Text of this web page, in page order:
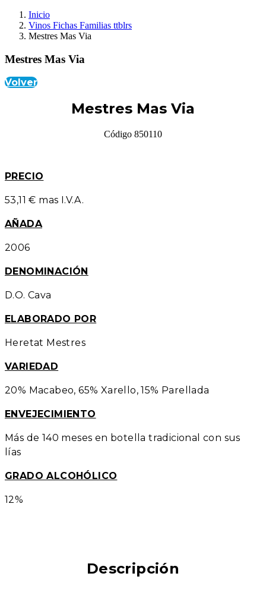
Inicio
Vinos Fichas Familias ttblrs
Mestres Mas Via
Mestres Mas Via
Volver
Mestres Mas Via
Código 850110
PRECIO
53,11 € mas I.V.A.
AÑADA
2006
DENOMINACIÓN
D.O. Cava
ELABORADO POR
Heretat Mestres
VARIEDAD
20% Macabeo, 65% Xarello, 15% Parellada
ENVEJECIMIENTO
Más de 140 meses en botella tradicional con sus
lías
GRADO ALCOHÓLICO
12%
Descripción